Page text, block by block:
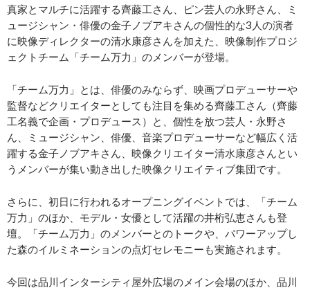
真家とマルチに活躍する齊藤工さん、ピン芸人の永野さん、ミ
ュージシャン・俳優の金子ノブアキさんの個性的な3人の演者
に映像ディレクターの清水康彦さんを加えた、映像制作プロジ
ェクトチーム「チーム万力」のメンバーが登場。
「チーム万力」とは、俳優のみならず、映画プロデューサーや
監督などクリエイターとしても注目を集める齊藤工さん（齊藤
工名義で企画・プロデュース）と、個性を放つ芸人・永野さ
ん、ミュージシャン、俳優、音楽プロデューサーなど幅広く活
躍する金子ノブアキさん、映像クリエイター清水康彦さんとい
うメンバーが集い動き出した映像クリエイティブ集団です。
さらに、初日に行われるオープニングイベントでは、「チーム
万力」のほか、モデル・女優として活躍の井桁弘恵さんも登
壇。「チーム万力」のメンバーとのトークや、パワーアップし
た森のイルミネーションの点灯セレモニーも実施されます。
今回は品川インターシティ屋外広場のメイン会場のほか、品川